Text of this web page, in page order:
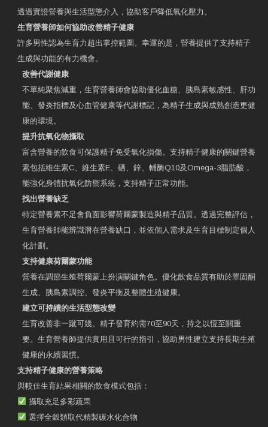
透過實證營養與生活型態介入，協助客戶降低氧化壓力。
生育營養師如何協助改善精子健康
許多男性認為生育力超出掌控範圍。幸運的是，營養提供了支持精子
生成與功能的有力機會。
改善代謝健康
不單純聚焦減重，生育營養師會協助優化血糖、胰島素敏感性、肝功
能、發炎指標及心血管健康等代謝標記，為精子生成與成熟創造更健
康的環境。
提升抗氧化物攝取
富含營養的飲食可保護精子免受氧化損傷。支持精子健康的關鍵營養
素包括維生素C、維生素E、硒、鋅、輔酶Q10及Omega-3脂肪酸，
能強化身體抗氧化防禦系統，支持精子正常功能。
找出營養缺乏
特定營養素不足會負面影響荷爾蒙製造與精子品質。透過完整評估，
生育營養師能辨識潛在營養缺口，並依個人需求及生育目標制定個人
化計劃。
支持健康荷爾蒙功能
營養在調節生殖荷爾蒙上扮演關鍵角色。優化飲食品質有助於睪固酮
生成、胰島素調控、發炎平衡及整體生殖健康。
建立可持續的生活型態改變
生育改善非一蹴可幾。精子發育約需70至90天，持之以恆至關重
要。生育營養師提供實用且可行的指引，協助男性建立支持長期生殖
健康的永續習慣。
支持精子健康的營養策略
與較佳生育結果相關的飲食模式包括：
攝取充足多彩蔬果
選擇全穀類取代精製碳水化合物